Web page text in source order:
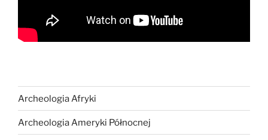
Archeologia Afryki
Archeologia Ameryki Północnej